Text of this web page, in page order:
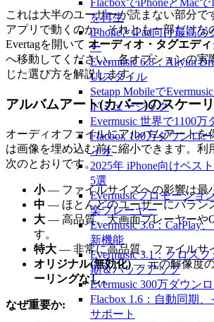
FlacboxでiPhoneとMac
を再生
iPhoneとiPad向け最高
ー
Evermusic 6.8：Aliyun
UIスタイル
Setapp Mobileで
ドミュージック
Evermusic 世界で1100
Flacbox 100万ダウンロ
ィオ
2025年 iPhone向けベス
5選
Evermusicプロモーショ
楽プレーヤー
Evermusic 3.6：CarPlay
新機能
Evermusic 3.1：クロス
期＆バックアップ
Evermusic 300万ダウン
Flacbox 1.6：自動同期
サポート
これは大半のユーザーが読まない部分で
アプリで動くのか、それとも一部だけな
Evertagを開いて オーディオ・タグエディ
へ移動してください。各オプションの実
じた選び方を解説します。
アルバムアート(カバー)のスケー
オーディオファイルにアルバムアートを
は画像を埋め込む前に縮小できます。利
次のとおりです。
小— ファイルサイズへの影響は最
中 — ほとんどのユーザーにバラン
大 — 高品質。大画面プレーヤーや
す。
特大 — 非常に高品質。ファイルサ
オリジナル(無効化)— 元の解像度
ーリングなし。
なぜ重要か: